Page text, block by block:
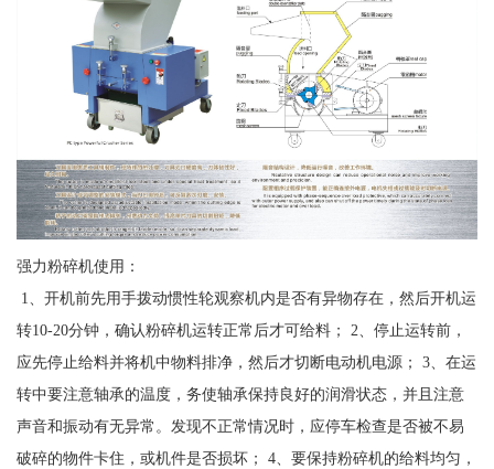
强力粉碎机使用：
1、开机前先用手拨动惯性轮观察机内是否有异物存在，然后开机运
转10-20分钟，确认粉碎机运转正常后才可给料； 2、停止运转前，
应先停止给料并将机中物料排净，然后才切断电动机电源； 3、在运
转中要注意轴承的温度，务使轴承保持良好的润滑状态，并且注意
声音和振动有无异常。发现不正常情况时，应停车检查是否被不易
破碎的物件卡住，或机件是否损坏； 4、要保持粉碎机的给料均匀，